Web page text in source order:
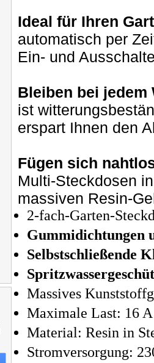
Ideal für Ihren
automatisch per
Ein- und
Bleiben bei jedem
ist
erspart Ihnen den
Fügen sich
Multi-Steckdosen
massiven Resin-
2-fach-Garten-
Gummidichtungen
Selbstschließende
Massives
Maximale Last: 16
Material: Resin in
Stromversorgung: